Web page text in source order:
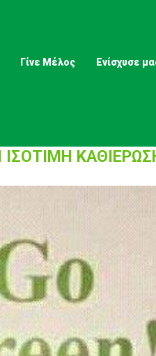
Γίνε Μέλος Ενίσχυσε